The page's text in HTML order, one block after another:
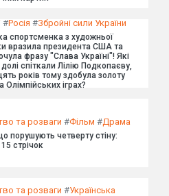
#Росія #Збройні сили України
спортсменка з художньої
вразила президента США та
фразу "Слава Україні"! Які
спіткали Лілію Подкопаєву,
років тому здобула золоту
іграх?
та розваги #Фільм #Драма
порушують четверту стіну:
стрічок
та розваги #Українська